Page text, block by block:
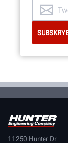
11250 Hunter Dr